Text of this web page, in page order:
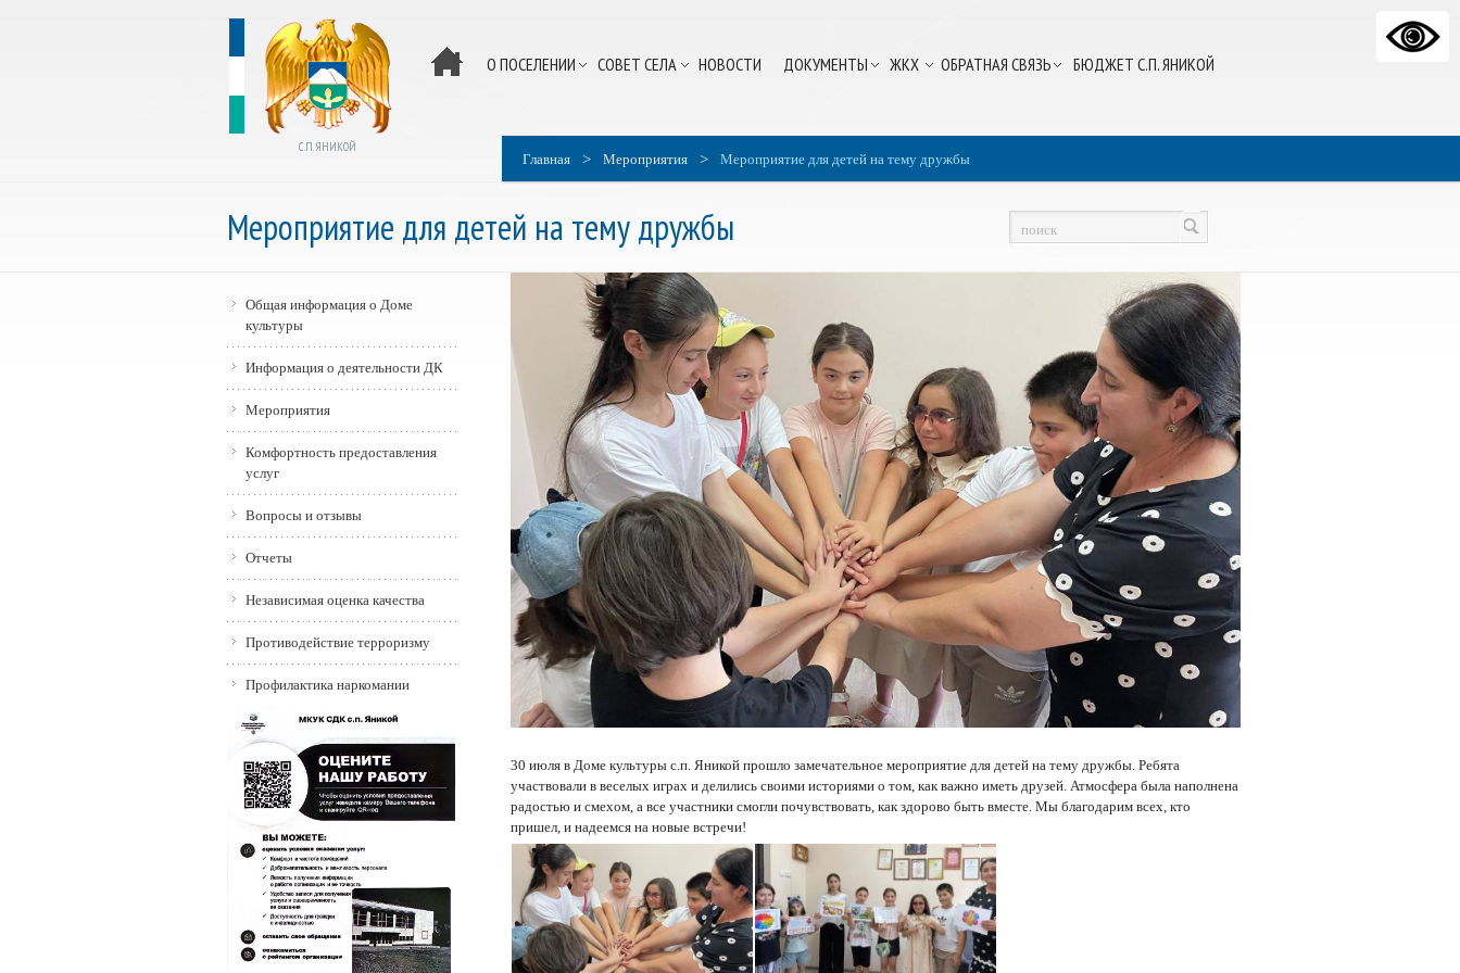
С.П. ЯНИКОЙ
О ПОСЕЛЕНИИ СОВЕТ СЕЛА НОВОСТИ ДОКУМЕНТЫ ЖКХ ОБРАТНАЯ СВЯЗЬ БЮДЖЕТ С.П. ЯНИКОЙ
Главная > Мероприятия > Мероприятие для детей на тему дружбы
Мероприятие для детей на тему дружбы
30 июля в Доме культуры с.п. Яникой прошло замечательное мероприятие для детей на тему дружбы. Ребята
участвовали в веселых играх и делились своими историями о том, как важно иметь друзей. Атмосфера была наполнена
радостью и смехом, а все участники смогли почувствовать, как здорово быть вместе. Мы благодарим всех, кто
пришел, и надеемся на новые встречи!
Общая информация о Доме
культуры
Информация о деятельности ДК
Мероприятия
Комфортность предоставления
услуг
Вопросы и отзывы
Отчеты
Независимая оценка качества
Противодействие терроризму
Профилактика наркомании